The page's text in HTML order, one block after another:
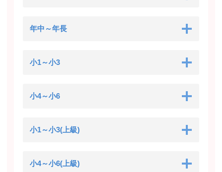
年中～年長
小1～小3
小4～小6
小1～小3(上級)
小4～小6(上級)